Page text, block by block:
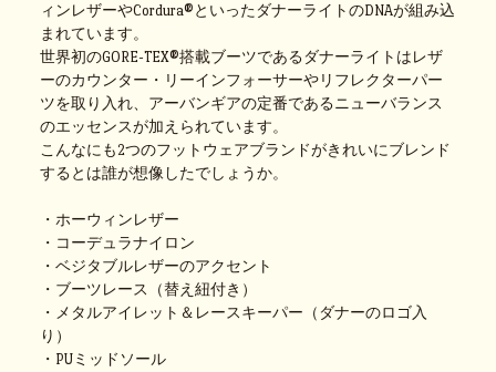
ィンレザーやCordura®といったダナーライトのDNAが組み込
まれています。
世界初のGORE-TEX®搭載ブーツであるダナーライトはレザ
ーのカウンター・リーインフォーサーやリフレクターパー
ツを取り入れ、アーバンギアの定番であるニューバランス
のエッセンスが加えられています。
こんなにも2つのフットウェアブランドがきれいにブレンド
するとは誰が想像したでしょうか。
・ホーウィンレザー
・コーデュラナイロン
・ベジタブルレザーのアクセント
・ブーツレース（替え紐付き）
・メタルアイレット＆レースキーパー（ダナーのロゴ入
り）
・PUミッドソール